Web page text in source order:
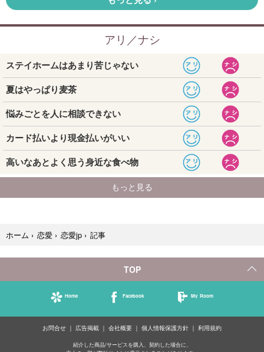
ホーム › 恋愛 › 恋愛jp › 記事
TOP
Home Facebook My Room
お問合せ 広告掲載 会社概要 個人情報保護方針 利用規約
紹介した商品/サービスを購入、契約した場合に、